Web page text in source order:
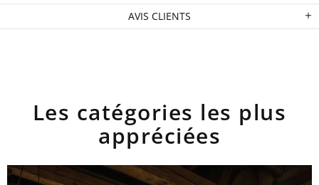
AVIS CLIENTS
Les catégories les plus
appréciées